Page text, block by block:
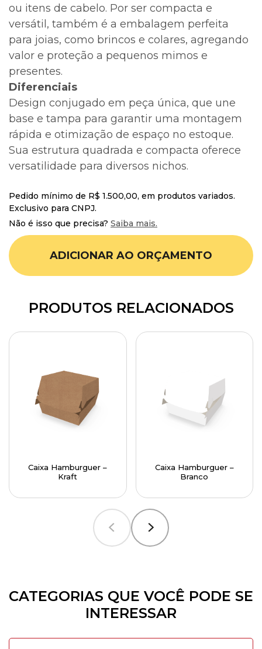
ou itens de cabelo. Por ser compacta e
versátil, também é a embalagem perfeita
para joias, como brincos e colares, agregando
valor e proteção a pequenos mimos e
presentes.
Diferenciais
Design conjugado em peça única, que une
base e tampa para garantir uma montagem
rápida e otimização de espaço no estoque.
Sua estrutura quadrada e compacta oferece
versatilidade para diversos nichos.
Pedido mínimo de R$ 1.500,00, em produtos variados.
Exclusivo para CNPJ.
Não é isso que precisa? Saiba mais.
ADICIONAR AO ORÇAMENTO
PRODUTOS RELACIONADOS
Caixa Hamburguer –
Kraft
Caixa Hamburguer –
Branco
CATEGORIAS QUE VOCÊ PODE SE
INTERESSAR